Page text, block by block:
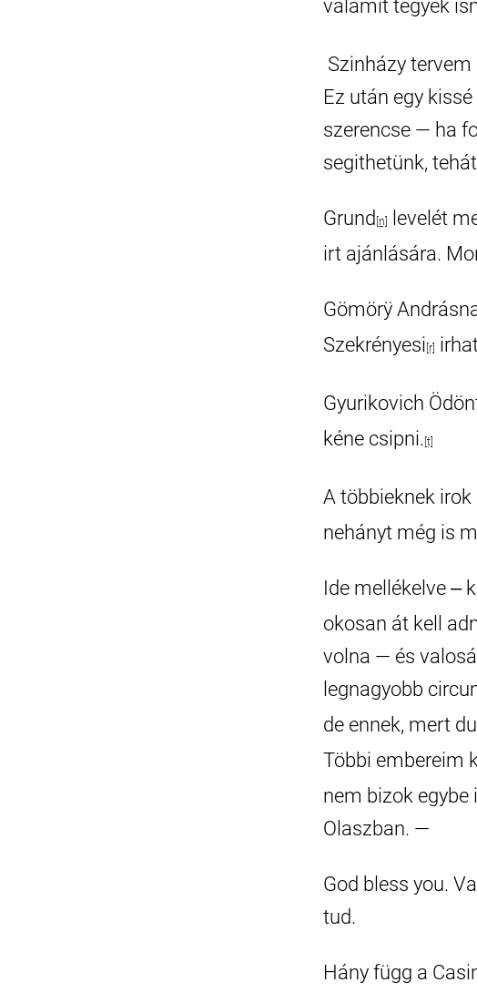
valamit tegyek
Szinházy
Ez után egy
szerencse — ha
segithetünk,
Grund [n] levelét
irt ajánlására.
Gömörÿ
Szekrényesi [r]
Gyurikovich
kéne csipni. [t]
A többieknek
nehányt még is
Ide mellékelve ‒
okosan át kell
volna — és
legnagyobb
de ennek, mert
Többi embereim
nem bizok
Olaszban. —
God bless you.
tud.
Hány függ a